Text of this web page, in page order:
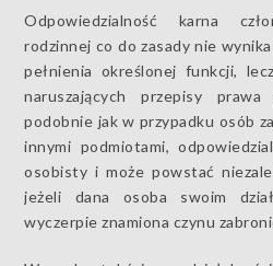
Odpowiedzialność karna
rodzinnej co do zasady nie
pełnienia określonej funkcji,
naruszających przepisy
podobnie jak w przypadku osób
innymi podmiotami,
osobisty i może powstać
jeżeli dana osoba swoim
wyczerpie znamiona czynu